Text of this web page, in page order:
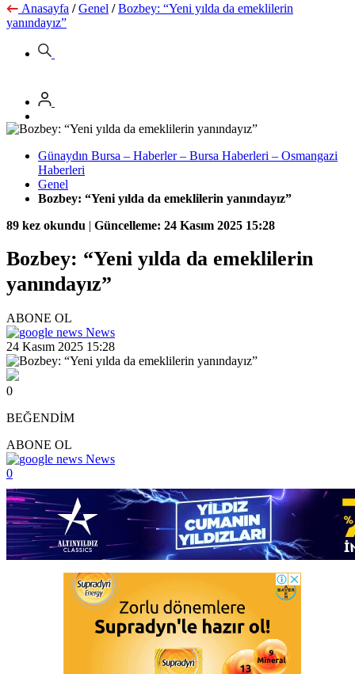
Anasayfa / Genel / Bozbey: “Yeni yılda da emeklilerin
yanındayız”
Günaydın Bursa – Haberler – Bursa Haberleri – Osmangazi
Haberleri
Genel
Bozbey: “Yeni yılda da emeklilerin yanındayız”
89 kez okundu | Güncelleme: 24 Kasım 2025 15:28
Bozbey: “Yeni yılda da emeklilerin
yanındayız”
ABONE OL
News
24 Kasım 2025 15:28
0
BEĞENDİM
ABONE OL
News
0